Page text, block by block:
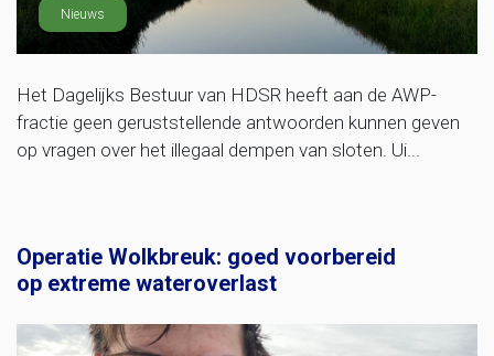
Nieuws
Het Dagelijks Bestuur van HDSR heeft aan de AWP-
fractie geen geruststellende antwoorden kunnen geven
op vragen over het illegaal dempen van sloten. Ui...
Operatie Wolkbreuk: goed voorbereid
op extreme wateroverlast